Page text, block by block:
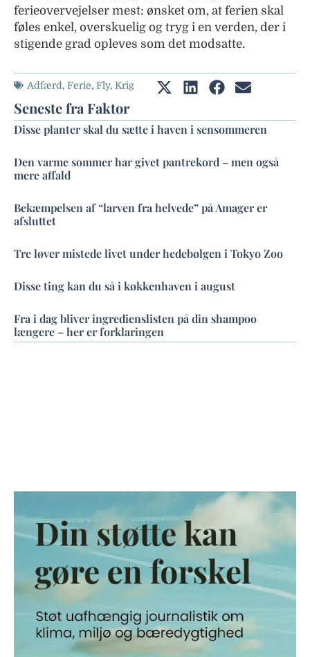
ferieovervejelser mest: ønsket om, at ferien skal
føles enkel, overskuelig og tryg i en verden, der i
stigende grad opleves som det modsatte.
Adfærd, Ferie, Fly, Krig
Seneste fra Faktor
Disse planter skal du sætte i haven i sensommeren
Den varme sommer har givet pantrekord – men også
mere affald
Bekæmpelsen af “larven fra helvede” på Amager er
afsluttet
Tre løver mistede livet under hedebølgen i Tokyo Zoo
Disse ting kan du så i køkkenhaven i august
Fra i dag bliver ingredienslisten på din shampoo
længere – her er forklaringen